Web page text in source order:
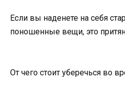
Если вы наденете на себя
поношенные вещи, это
От чего стоит уберечься во